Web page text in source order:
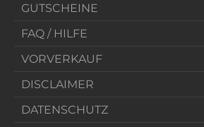
GUTSCHEINE
FAQ / HILFE
VORVERKAUF
DISCLAIMER
DATENSCHUTZ